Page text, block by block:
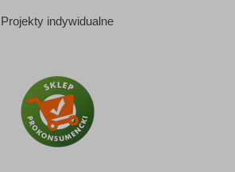
Projekty indywidualne